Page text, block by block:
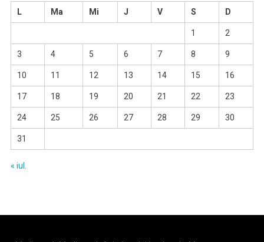
L
Ma Mi J V S D
1 2
3 4 5 6 7 8 9
10 11 12 13 14 15 16
17 18 19 20 21 22 23
24 25 26 27 28 29 30
31
« iul.